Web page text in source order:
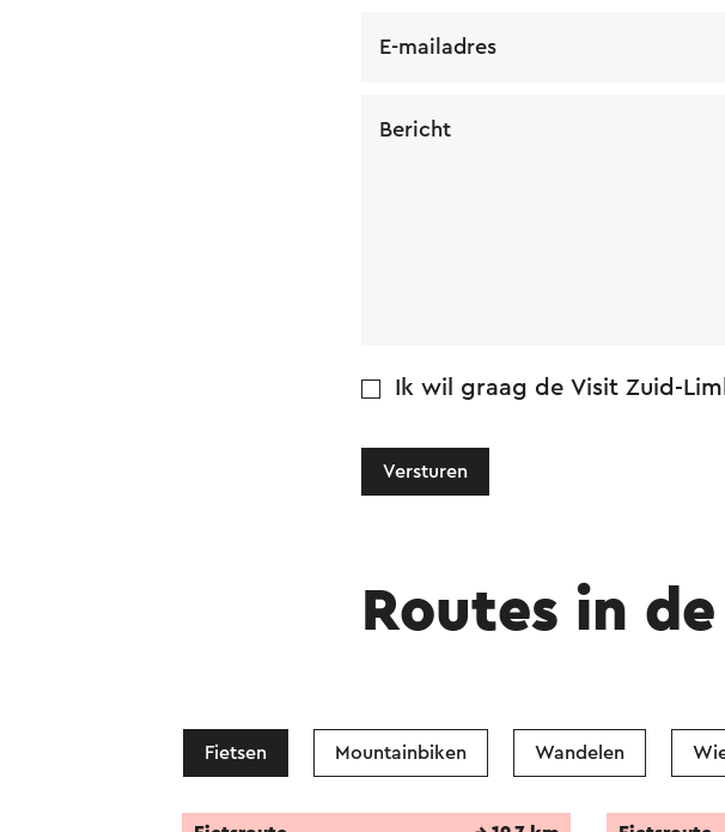
E-mailadres
Bericht
Ik wil graag de Visit Zuid-
Versturen
Routes in
Fietsen Mountainbiken Wandelen